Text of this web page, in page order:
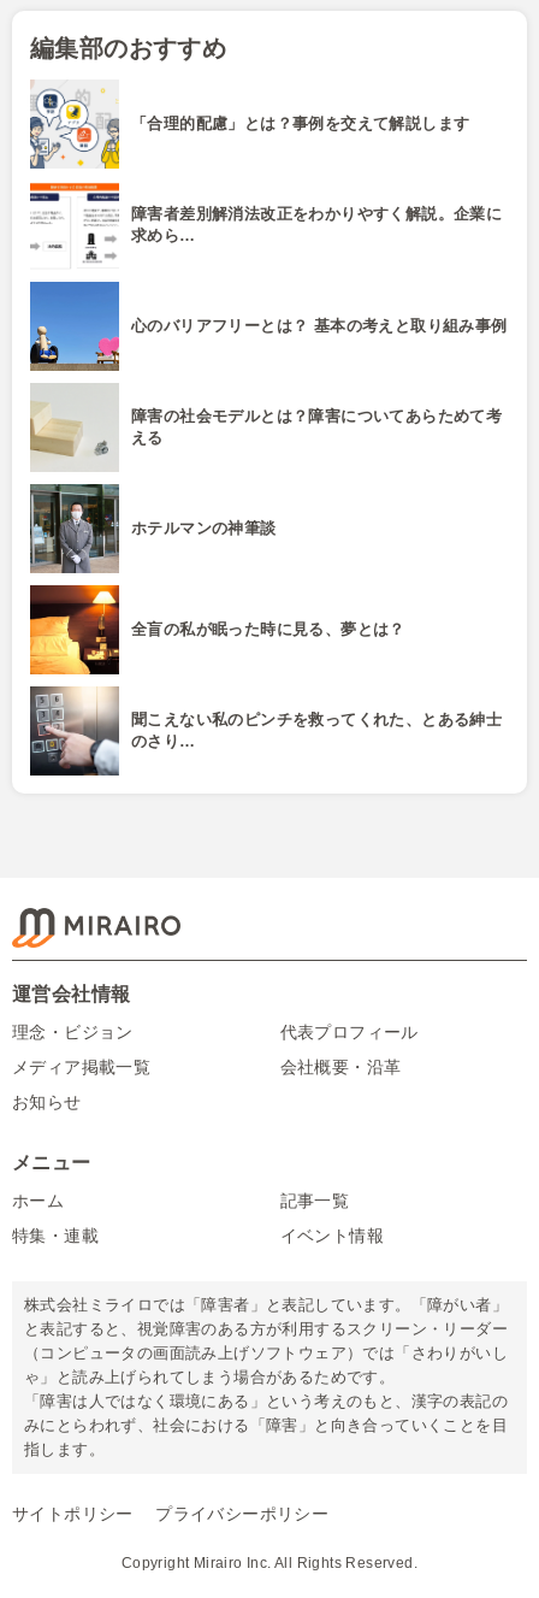
編集部のおすすめ
「合理的配慮」とは？事例を交えて解説します
障害者差別解消法改正をわかりやすく解説。企業に
求めら…
心のバリアフリーとは？ 基本の考えと取り組み事例
障害の社会モデルとは？障害についてあらためて考
える
ホテルマンの神筆談
全盲の私が眠った時に見る、夢とは？
聞こえない私のピンチを救ってくれた、とある紳士
のさり…
運営会社情報
理念・ビジョン
代表プロフィール
メディア掲載一覧
会社概要・沿革
お知らせ
メニュー
ホーム
記事一覧
特集・連載
イベント情報
株式会社ミライロでは「障害者」と表記しています。「障がい者」
と表記すると、視覚障害のある方が利用するスクリーン・リーダー
（コンピュータの画面読み上げソフトウェア）では「さわりがいし
ゃ」と読み上げられてしまう場合があるためです。
「障害は人ではなく環境にある」という考えのもと、漢字の表記の
みにとらわれず、社会における「障害」と向き合っていくことを目
指します。
サイトポリシー プライバシーポリシー
Copyright Mirairo Inc. All Rights Reserved.